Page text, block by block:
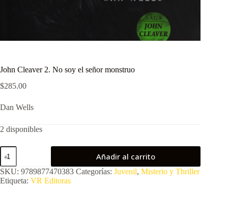
John Cleaver 2. No soy el señor monstruo
$285.00
Dan Wells
2 disponibles
John
Cleaver
2.
No
soy
Añadir al carrito
SKU: 9789877470383 Categorías: Juvenil, Misterio y Thriller
Etiqueta: VR Editoras